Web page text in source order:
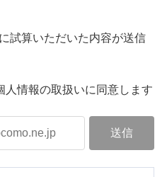
試算いただいた内容が送信
人情報の取扱いに同意します